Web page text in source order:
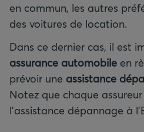
en commun, les autres
des voitures de location.
Dans ce dernier cas, il est
assurance automobile en
prévoir une assistance
Notez que chaque
l’assistance dépannage à